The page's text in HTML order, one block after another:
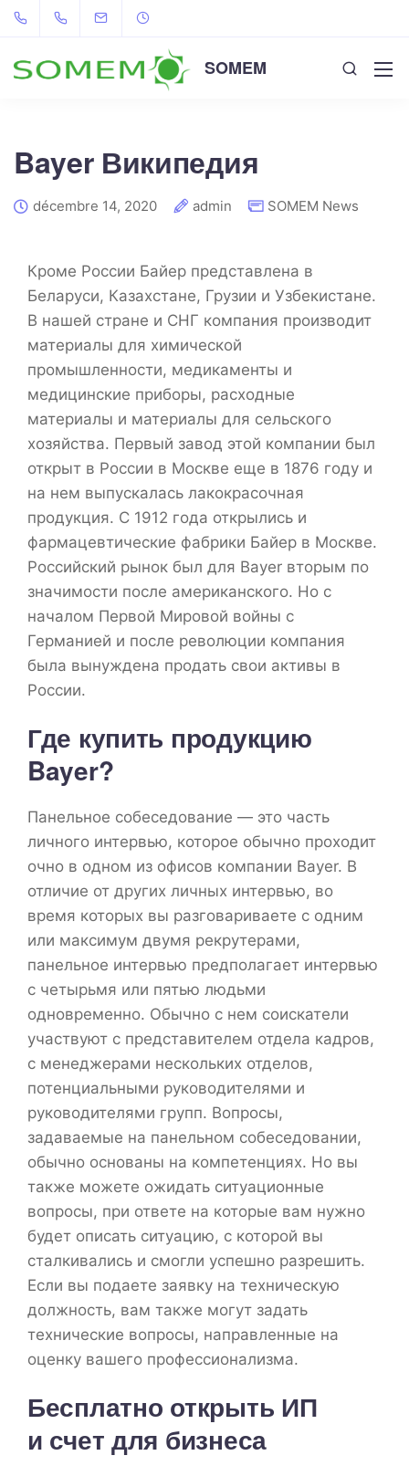
SOMEM
Bayer Википедия
décembre 14, 2020 admin SOMEM News
Кроме России Байер представлена в
Беларуси, Казахстане, Грузии и Узбекистане.
В нашей стране и СНГ компания производит
материалы для химической
промышленности, медикаменты и
медицинские приборы, расходные
материалы и материалы для сельского
хозяйства. Первый завод этой компании был
открыт в России в Москве еще в 1876 году и
на нем выпускалась лакокрасочная
продукция. С 1912 года открылись и
фармацевтические фабрики Байер в Москве.
Российский рынок был для Bayer вторым по
значимости после американского. Но с
началом Первой Мировой войны с
Германией и после революции компания
была вынуждена продать свои активы в
России.
Где купить продукцию
Bayer?
Панельное собеседование — это часть
личного интервью, которое обычно проходит
очно в одном из офисов компании Bayer. В
отличие от других личных интервью, во
время которых вы разговариваете с одним
или максимум двумя рекрутерами,
панельное интервью предполагает интервью
с четырьмя или пятью людьми
одновременно. Обычно с нем соискатели
участвуют с представителем отдела кадров,
с менеджерами нескольких отделов,
потенциальными руководителями и
руководителями групп. Вопросы,
задаваемые на панельном собеседовании,
обычно основаны на компетенциях. Но вы
также можете ожидать ситуационные
вопросы, при ответе на которые вам нужно
будет описать ситуацию, с которой вы
сталкивались и смогли успешно разрешить.
Если вы подаете заявку на техническую
должность, вам также могут задать
технические вопросы, направленные на
оценку вашего профессионализма.
Бесплатно открыть ИП
и счет для бизнеса